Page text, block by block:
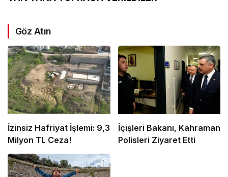
Göz Atın
İzinsiz Hafriyat İşlemi: 9,3
Milyon TL Ceza!
İçişleri Bakanı, Kahraman
Polisleri Ziyaret Etti